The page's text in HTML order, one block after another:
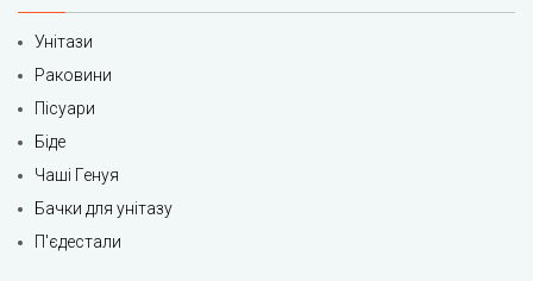
Унітази
Раковини
Пісуари
Біде
Чаші Генуя
Бачки для унітазу
П'єдестали